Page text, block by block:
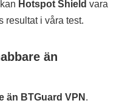
Hotspot Shield vara
resultat i våra test.
än
än BTGuard VPN .